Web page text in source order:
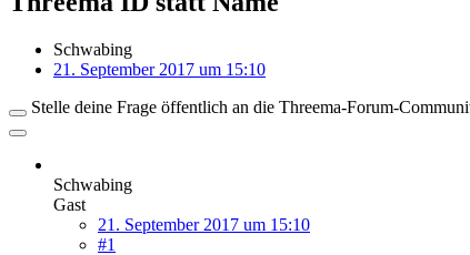
Schwabing
21. September 2017 um 15:10
Stelle deine Frage öffentlich an die Threema-Forum-
Schwabing
Gast
21. September 2017 um 15:10
#1